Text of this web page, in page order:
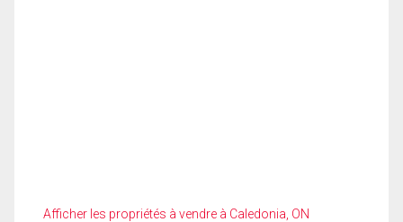
Afficher les propriétés à vendre à Caledonia, ON